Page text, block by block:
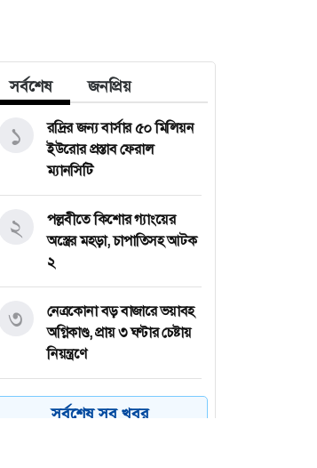
সর্বশেষ জনপ্রিয়
রদ্রির জন্য বার্সার ৫০ মিলিয়ন
ইউরোর প্রস্তাব ফেরাল
ম্যানসিটি
১
পল্লবীতে কিশোর গ্যাংয়ের
অস্ত্রের মহড়া, চাপাতিসহ আটক
২
২
নেত্রকোনা বড় বাজারে ভয়াবহ
অগ্নিকাণ্ড, প্রায় ৩ ঘণ্টার চেষ্টায়
নিয়ন্ত্রণে
৩
কয়েক ডজন
অভিবাসনপ্রত্যাশীকে উদ্ধার
সর্বশেষ সব খবর